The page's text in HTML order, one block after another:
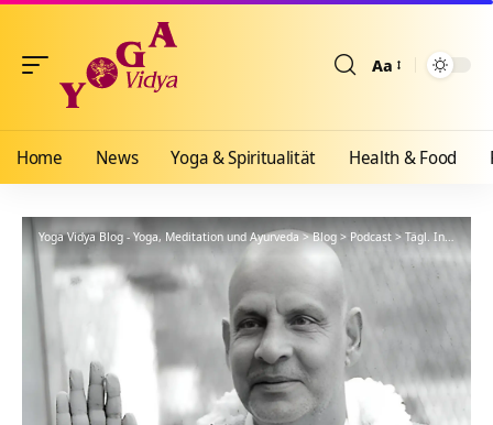
Aa
Home News Yoga & Spiritualität Health & Food
Yoga Vidya Blog - Yoga, Meditation und Ayurveda>Blog > Podcast> Tägl. Inspiration